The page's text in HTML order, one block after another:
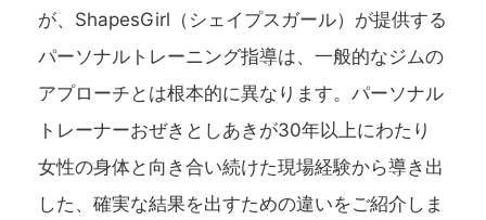
が、ShapesGirl（シェイプスガール）が提供する
パーソナルトレーニング指導は、一般的なジムの
アプローチとは根本的に異なります。パーソナル
トレーナーおぜきとしあきが30年以上にわたり
女性の身体と向き合い続けた現場経験から導き出
した、確実な結果を出すための違いをご紹介しま